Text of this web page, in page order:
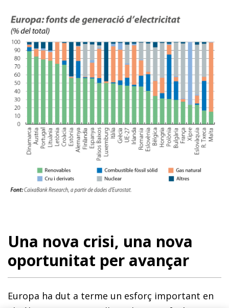
Una nova crisi, una nova
oportunitat per avançar
Europa ha dut a terme un esforç important en